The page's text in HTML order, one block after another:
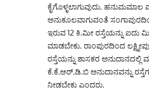
ಕೈಗೊಳ್ಳಲಾಗುವುದು. ಹನುಮಮಾಲ
ಅನುಕೂಲವಾಗುವಂತೆ
ಇರುವ 12 ಕಿ.ಮೀ ರಸ್ತೆಯನ್ನು
ಮಾಡಬೇಕು. ರಾಂಪುರದಿಂದ
ರಸ್ತೆಯನ್ನು ಶಾಸಕರ ಅನುದಾನದಲ್ಲಿ
ಕೆ.ಕೆ.ಆರ್.ಡಿ.ಬಿ ಅನುದಾನವನ್ನು
ನೀಡಬೇಕು ಎಂದರು.